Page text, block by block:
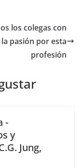
los colegas con
pasión por esta
profesión
-
y
Jung,